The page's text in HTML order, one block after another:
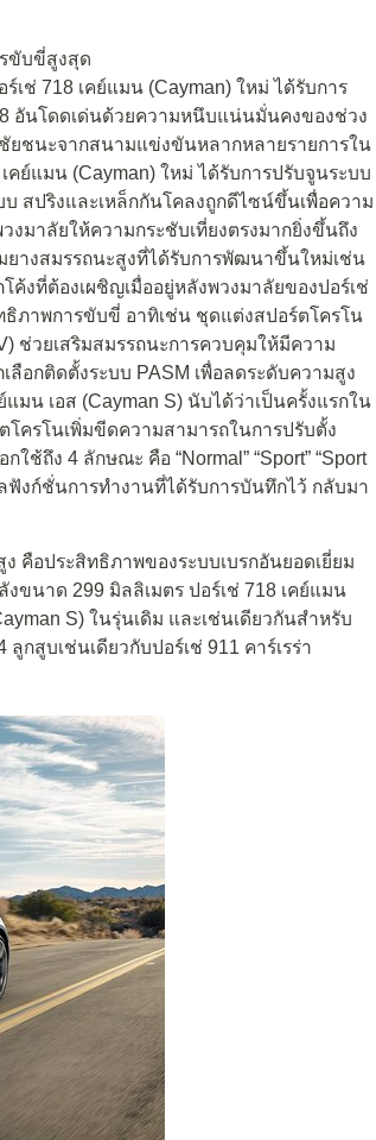
ขับขี่สูงสุด
ช่ 718 เคย์แมน (Cayman) ใหม่ ได้รับการ
อันโดดเด่นด้วยความหนึบแน่นมั่นคงของช่วง
ยชนะจากสนามแข่งขันหลากหลายรายการใน
คย์แมน (Cayman) ใหม่ ได้รับการปรับจูนระบบ
สปริงและเหล็กกันโคลงถูกดีไซน์ขึ้นเพื่อความ
มาลัยให้ความกระชับเที่ยงตรงมากยิ่งขึ้นถึง
ยางสมรรถนะสูงที่ได้รับการพัฒนาขึ้นใหม่เช่น
งที่ต้องเผชิญเมื่ออยู่หลังพวงมาลัยของปอร์เช่
ธิภาพการขับขี่ อาทิเช่น ชุดแต่งสปอร์ตโครโน
ช่วยเสริมสมรรถนะการควบคุมให้มีความ
อกติดตั้งระบบ PASM เพื่อลดระดับความสูง
มน เอส (Cayman S) นับได้ว่าเป็นครั้งแรกใน
ครโนเพิ่มขีดความสามารถในการปรับตั้ง
ถึง 4 ลักษณะ คือ “Normal” “Sport” “Sport
ฟังก์ชั่นการทำงานที่ได้รับการบันทึกไว้ กลับมา
คือประสิทธิภาพของระบบเบรกอันยอดเยี่ยม
ขนาด 299 มิลลิเมตร ปอร์เช่ 718 เคย์แมน
S) ในรุ่นเดิม และเช่นเดียวกันสำหรับ
กสูบเช่นเดียวกับปอร์เช่ 911 คาร์เรร่า